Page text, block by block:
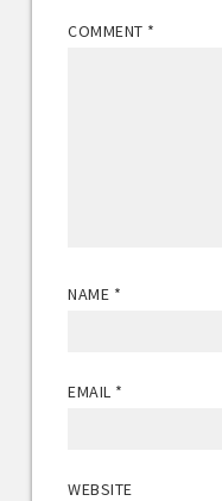
COMMENT *
NAME *
EMAIL *
WEBSITE